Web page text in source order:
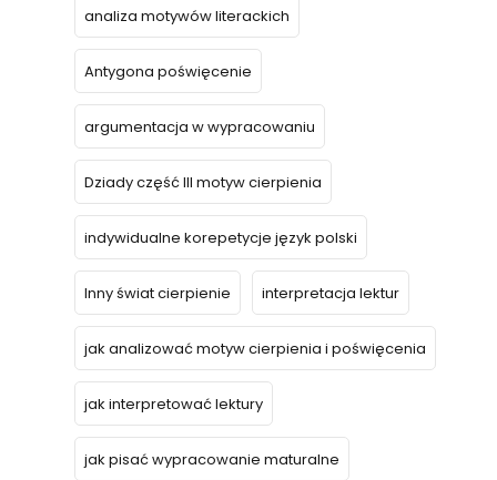
analiza motywów literackich
Antygona poświęcenie
argumentacja w wypracowaniu
Dziady część III motyw cierpienia
indywidualne korepetycje język polski
Inny świat cierpienie interpretacja lektur
jak analizować motyw cierpienia i poświęcenia
jak interpretować lektury
jak pisać wypracowanie maturalne